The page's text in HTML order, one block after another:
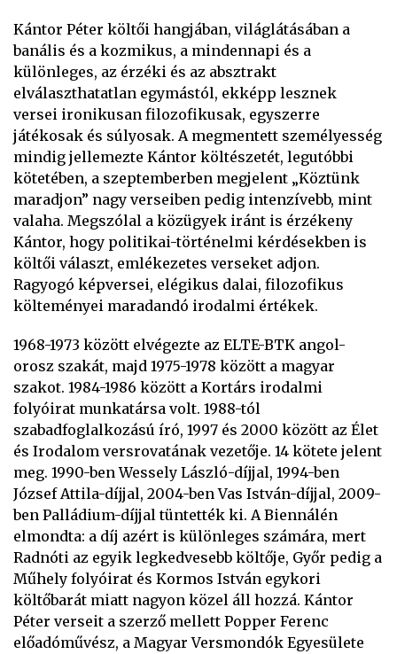
Kántor Péter költői hangjában, világlátásában a
banális és a kozmikus, a mindennapi és a
különleges, az érzéki és az absztrakt
elválaszthatatlan egymástól, ekképp lesznek
versei ironikusan filozofikusak, egyszerre
játékosak és súlyosak. A megmentett személyesség
mindig jellemezte Kántor költészetét, legutóbbi
kötetében, a szeptemberben megjelent „Köztünk
maradjon” nagy verseiben pedig intenzívebb, mint
valaha. Megszólal a közügyek iránt is érzékeny
Kántor, hogy politikai-történelmi kérdésekben is
költői választ, emlékezetes verseket adjon.
Ragyogó képversei, elégikus dalai, filozofikus
költeményei maradandó irodalmi értékek.
1968-1973 között elvégezte az ELTE-BTK angol-
orosz szakát, majd 1975-1978 között a magyar
szakot. 1984-1986 között a Kortárs irodalmi
folyóirat munkatársa volt. 1988-tól
szabadfoglalkozású író, 1997 és 2000 között az Élet
és Irodalom versrovatának vezetője. 14 kötete jelent
meg. 1990-ben Wessely László-díjjal, 1994-ben
József Attila-díjjal, 2004-ben Vas István-díjjal, 2009-
ben Palládium-díjjal tüntették ki. A Biennálén
elmondta: a díj azért is különleges számára, mert
Radnóti az egyik legkedvesebb költője, Győr pedig a
Műhely folyóirat és Kormos István egykori
költőbarát miatt nagyon közel áll hozzá. Kántor
Péter verseit a szerző mellett Popper Ferenc
előadóművész, a Magyar Versmondók Egyesülete